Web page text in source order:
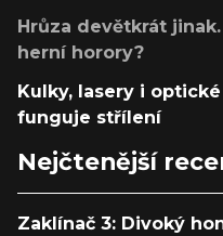
Hrůza devětkrát
herní horory?
Kulky, lasery i
funguje střílení
Nejčtenější
Zaklínač 3: Divoký